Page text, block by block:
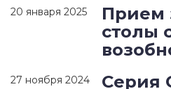
20 января 2025
Прием
столы
27 ноября 2024
Серия